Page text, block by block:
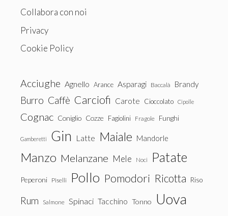
Collabora con noi
Privacy
Cookie Policy
Acciughe Agnello Arance Asparagi Baccalà Brandy
Burro Caffè Carciofi Carote Cioccolato Cipolle
Cognac Coniglio Cozze Fagiolini Fragole Funghi
Gamberetti Gin Latte Maiale Mandorle
Manzo Melanzane Mele Noci Patate
Peperoni Piselli Pollo Pomodori Ricotta Riso
Rum Salmone Spinaci Tacchino Tonno Uova